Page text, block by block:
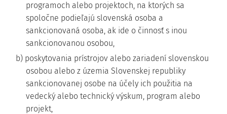
programoch alebo projektoch, na ktorých sa
spoločne podieľajú slovenská osoba a
sankcionovaná osoba, ak ide o činnosť s inou
sankcionovanou osobou,
b) poskytovania prístrojov alebo zariadení slovenskou
osobou alebo z územia Slovenskej republiky
sankcionovanej osobe na účely ich použitia na
vedecký alebo technický výskum, program alebo
projekt,